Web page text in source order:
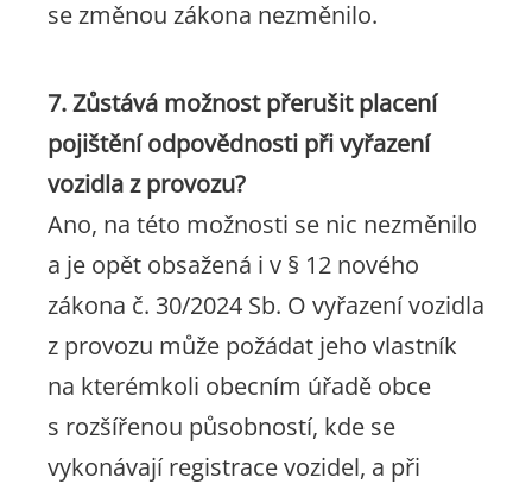
se změnou zákona nezměnilo.
7. Zůstává možnost přerušit placení
pojištění odpovědnosti při vyřazení
vozidla z provozu?
Ano, na této možnosti se nic nezměnilo
a je opět obsažená i v § 12 nového
zákona č. 30/2024 Sb. O vyřazení vozidla
z provozu může požádat jeho vlastník
na kterémkoli obecním úřadě obce
s rozšířenou působností, kde se
vykonávají registrace vozidel, a při